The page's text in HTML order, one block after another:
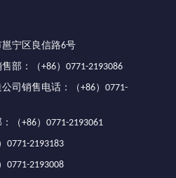
宁区良信路6号
部：（+86）0771-2193086
司销售电话：（+86）0771-
（+86）0771-2193061
0771-2193183
0771-2193008